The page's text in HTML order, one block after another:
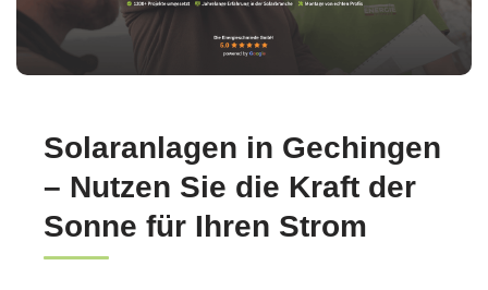
Solaranlagen in Gechingen
– Nutzen Sie die Kraft der
Sonne für Ihren Strom